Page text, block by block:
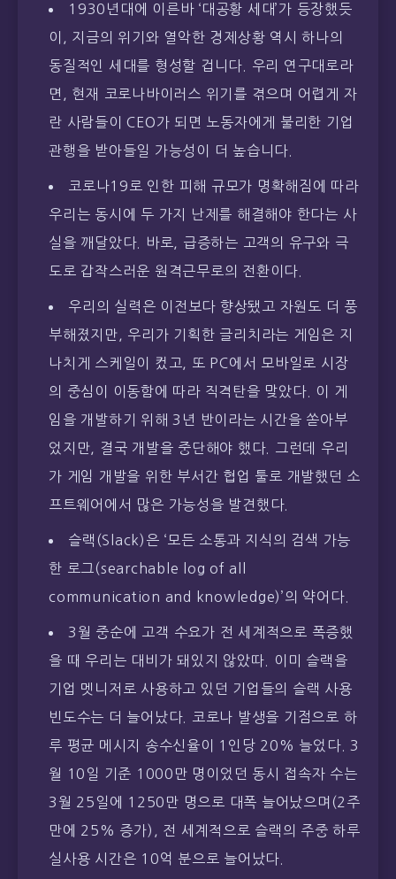
1930년대에 이른바 ‘대공황 세대’가 등장했듯
이, 지금의 위기와 열악한 경제상황 역시 하나의
동질적인 세대를 형성할 겁니다. 우리 연구대로라
면, 현재 코로나바이러스 위기를 겪으며 어렵게 자
란 사람들이 CEO가 되면 노동자에게 불리한 기업
관행을 받아들일 가능성이 더 높습니다.
코로나19로 인한 피해 규모가 명확해짐에 따라
우리는 동시에 두 가지 난제를 해결해야 한다는 사
실을 깨달았다. 바로, 급증하는 고객의 유구와 극
도로 갑작스러운 원격근무로의 전환이다.
우리의 실력은 이전보다 향상됐고 자원도 더 풍
부해졌지만, 우리가 기획한 글리치라는 게임은 지
나치게 스케일이 컸고, 또 PC에서 모바일로 시장
의 중심이 이동함에 따라 직격탄을 맞았다. 이 게
임을 개발하기 위해 3년 반이라는 시간을 쏟아부
었지만, 결국 개발을 중단해야 했다. 그런데 우리
가 게임 개발을 위한 부서간 협업 툴로 개발했던 소
프트웨어에서 많은 가능성을 발견했다.
슬랙(Slack)은 ‘모든 소통과 지식의 검색 가능
한 로그(searchable log of all
communication and knowledge)’의 약어다.
3월 중순에 고객 수요가 전 세계적으로 폭증했
을 때 우리는 대비가 돼있지 않았따. 이미 슬랙을
기업 멧니저로 사용하고 있던 기업들의 슬랙 사용
빈도수는 더 늘어났다. 코로나 발생을 기점으로 하
루 평균 메시지 송수신율이 1인당 20% 늘었다. 3
월 10일 기준 1000만 명이었던 동시 접속자 수는
3월 25일에 1250만 명으로 대폭 늘어났으며(2주
만에 25% 증가), 전 세계적으로 슬랙의 주중 하루
실사용 시간은 10억 분으로 늘어났다.